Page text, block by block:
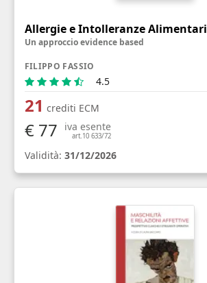
Allergie e Intolleranze Alimentari
Un approccio evidence based
FILIPPO FASSIO
4.5
21 crediti ECM
€ 77 iva esente
art.10 633/72
Validità: 31/12/2026